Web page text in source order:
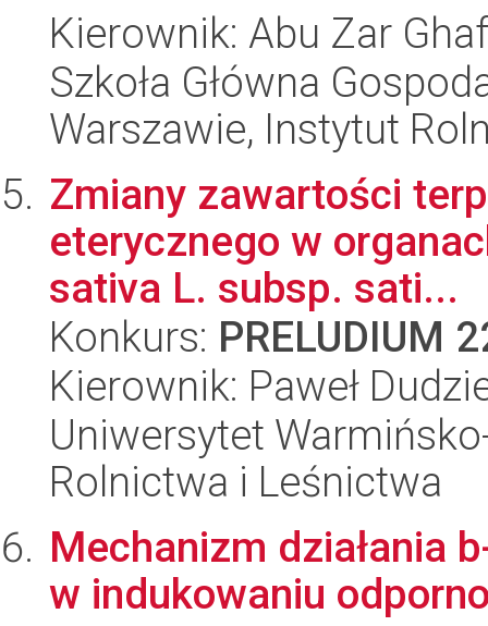
Kierownik: Abu Zar
Szkoła Główna
Warszawie, Instytut
Zmiany zawartości
eterycznego w
sativa L. subsp. sati...
Konkurs: PRELUDIUM
Kierownik: Paweł
Uniwersytet
Rolnictwa i Leśnictwa
Mechanizm działania
w indukowaniu